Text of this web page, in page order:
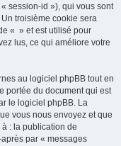
session-id »), qui vous sont
troisième cookie sera
« » et est utilisé pour
lus, ce qui améliore votre
au logiciel phpBB tout en
portée du document qui est
le logiciel phpBB. La
vous nous envoyez et que
: la publication de
par « messages